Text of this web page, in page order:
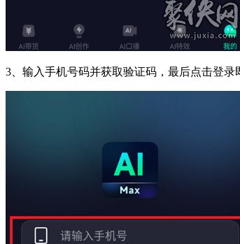
3、输入手机号码并获取验证码，最后点击登录